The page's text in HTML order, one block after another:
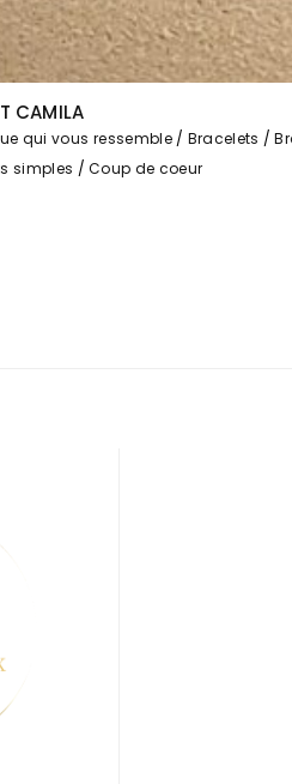
CAMILA
qui vous ressemble Bracelets
simples
Coup de coeur